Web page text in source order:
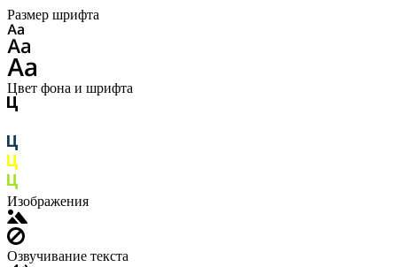
Размер шрифта
Цвет фона и шрифта
Изображения
Озвучивание текста